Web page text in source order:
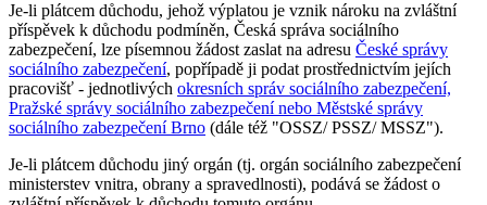
Je-li plátcem důchodu, jehož výplatou je vznik nároku na zvláštní
příspěvek k důchodu podmíněn, Česká správa sociálního
zabezpečení, lze písemnou žádost zaslat na adresu České správy
sociálního zabezpečení, popřípadě ji podat prostřednictvím jejích
pracovišť - jednotlivých okresních správ sociálního zabezpečení,
Pražské správy sociálního zabezpečení nebo Městské správy
sociálního zabezpečení Brno (dále též "OSSZ/ PSSZ/ MSSZ").
Je-li plátcem důchodu jiný orgán (tj. orgán sociálního zabezpečení
ministerstev vnitra, obrany a spravedlnosti), podává se žádost o